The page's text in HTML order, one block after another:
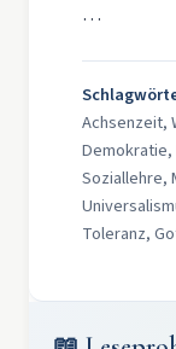
…
Achsenzeit,
Demokratie,
Soziallehre,
Toleranz,